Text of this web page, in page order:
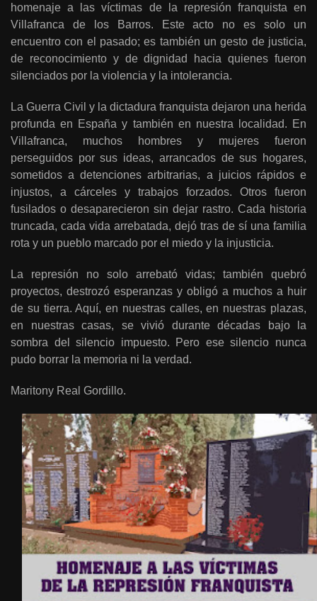
homenaje a las víctimas de la represión franquista en
Villafranca de los Barros. Este acto no es solo un
encuentro con el pasado; es también un gesto de justicia,
de reconocimiento y de dignidad hacia quienes fueron
silenciados por la violencia y la intolerancia.
La Guerra Civil y la dictadura franquista dejaron una herida
profunda en España y también en nuestra localidad. En
Villafranca, muchos hombres y mujeres fueron
perseguidos por sus ideas, arrancados de sus hogares,
sometidos a detenciones arbitrarias, a juicios rápidos e
injustos, a cárceles y trabajos forzados. Otros fueron
fusilados o desaparecieron sin dejar rastro. Cada historia
truncada, cada vida arrebatada, dejó tras de sí una familia
rota y un pueblo marcado por el miedo y la injusticia.
La represión no solo arrebató vidas; también quebró
proyectos, destrozó esperanzas y obligó a muchos a huir
de su tierra. Aquí, en nuestras calles, en nuestras plazas,
en nuestras casas, se vivió durante décadas bajo la
sombra del silencio impuesto. Pero ese silencio nunca
pudo borrar la memoria ni la verdad.
Maritony Real Gordillo.